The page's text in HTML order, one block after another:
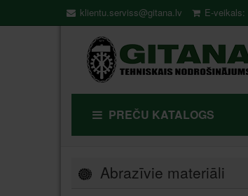
klientu.serviss@gitana.lv E-veikals:
PREČU KATALOGS
Abrazīvie materiāli